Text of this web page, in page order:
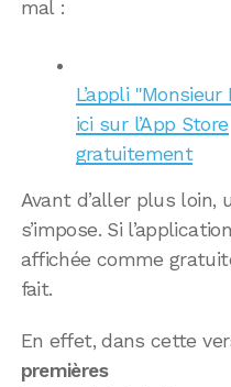
mal :
L’appli
ici sur l’App Store
gratuitement
Avant d’aller plus loin,
s’impose. Si
affichée comme
fait.
En effet, dans cette
premières